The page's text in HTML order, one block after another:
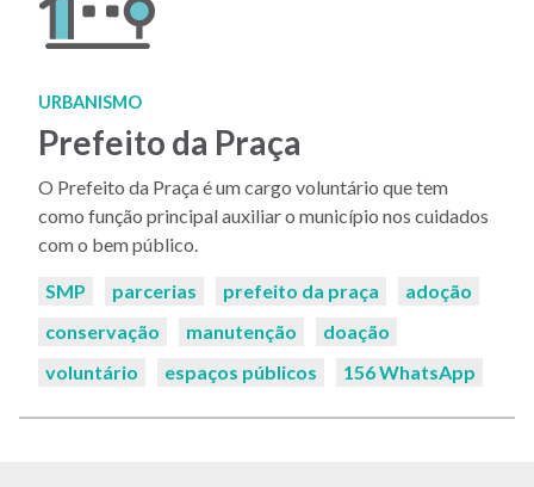
URBANISMO
Prefeito da Praça
O Prefeito da Praça é um cargo voluntário que tem
como função principal auxiliar o município nos cuidados
com o bem público.
Palavras-
SMP parcerias prefeito da praça
adoção
conservação
manutenção
doação
voluntário
espaços públicos 156 WhatsApp